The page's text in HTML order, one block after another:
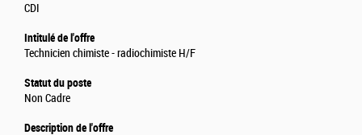
CDI
Intitulé de l'offre
Technicien chimiste - radiochimiste H/F
Statut du poste
Non Cadre
Description de l'offre